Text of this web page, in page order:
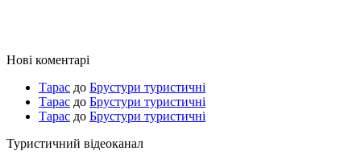
Нові коментарі
Тарас до Брустури туристичні
Тарас до Брустури туристичні
Тарас до Брустури туристичні
Туристичний відеоканал